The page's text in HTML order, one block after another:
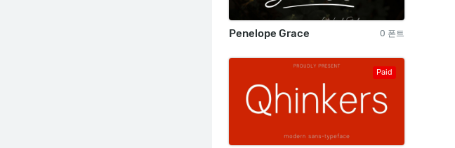
Penelope Grace 0 폰트
Paid